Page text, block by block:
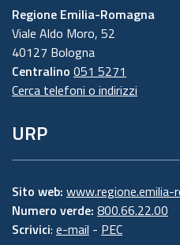
Regione Emilia-Romagna
Viale Aldo Moro, 52
40127 Bologna
Centralino 051 5271
Cerca telefoni o indirizzi
URP
Sito web:
Numero verde: 800.66.22.00
Scrivici: e-mail - PEC